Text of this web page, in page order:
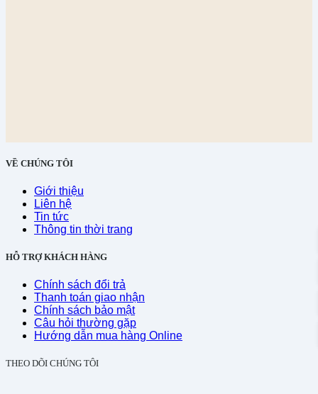
VỀ CHÚNG TÔI
Giới thiệu
Liên hệ
Tin tức
Thông tin thời trang
HỖ TRỢ KHÁCH HÀNG
Chính sách đổi trả
Thanh toán giao nhận
Chính sách bảo mật
Câu hỏi thường gặp
Hướng dẫn mua hàng Online
THEO DÕI CHÚNG TÔI